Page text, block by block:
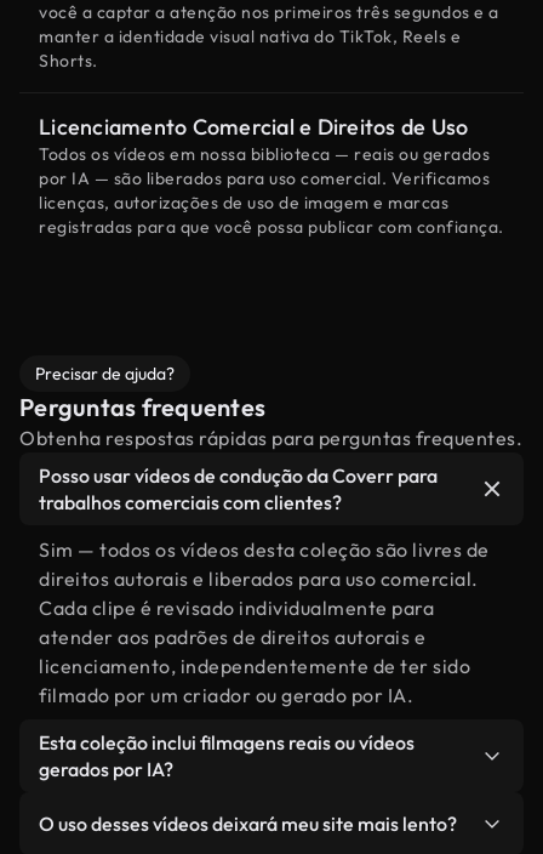
você a captar a atenção nos primeiros três segundos e a
manter a identidade visual nativa do TikTok, Reels e
Shorts.
Licenciamento Comercial e Direitos de Uso
Todos os vídeos em nossa biblioteca — reais ou gerados
por IA — são liberados para uso comercial. Verificamos
licenças, autorizações de uso de imagem e marcas
registradas para que você possa publicar com confiança.
Precisar de ajuda?
Perguntas frequentes
Obtenha respostas rápidas para perguntas frequentes.
Posso usar vídeos de condução da Coverr para
trabalhos comerciais com clientes?
Sim — todos os vídeos desta coleção são livres de
direitos autorais e liberados para uso comercial.
Cada clipe é revisado individualmente para
atender aos padrões de direitos autorais e
licenciamento, independentemente de ter sido
filmado por um criador ou gerado por IA.
Esta coleção inclui filmagens reais ou vídeos
gerados por IA?
por filmagens reais, feitas por humanos,
O uso desses vídeos deixará meu site mais lento?